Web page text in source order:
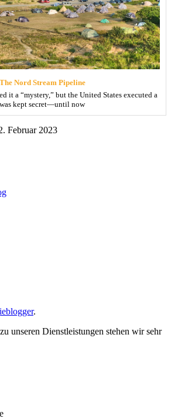
Nord Stream Pipeline
it a “mystery,” but the United States executed a
kept secret—until now
Februar 2023
.
unseren Dienstleistungen stehen wir sehr